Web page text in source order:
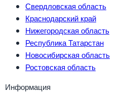
Свердловская область
Краснодарский край
Нижегородская область
Республика Татарстан
Новосибирская область
Ростовская область
Информация